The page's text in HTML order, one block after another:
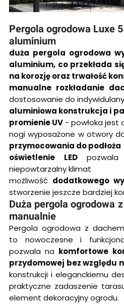
Pergola ogrodowa Luxe
aluminium
duża pergola ogrodowa
aluminium, co przekłada
na korozję oraz trwałość
manualne rozkładanie
dostosowanie do
aluminiowa konstrukcja i
promienie UV - powłoka jest
nogi wyposażone w otwory
przymocowania do podłoża
oświetlenie LEDpozwala
niepowtarzalny klimat
możliwość dodatkowego
stworzenie jeszcze bardziej
Duża pergola ogrodowa
manualnie
Pergola ogrodowa z
to nowoczesne i
pozwala na komfortowe
przydomowej bez względu
konstrukcji i eleganckiemu
praktyczne zadaszenie
element dekoracyjny ogrodu.